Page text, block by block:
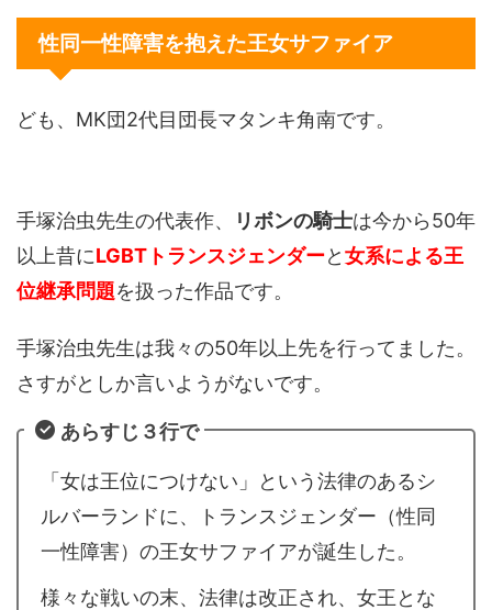
性同一性障害を抱えた王女サファイア
ども、MK団2代目団長マタンキ角南です。
手塚治虫先生の代表作、 リボンの騎士は今から50年
以上昔にLGBTトランスジェンダーと女系による王
位継承問題を扱った作品です。
手塚治虫先生は我々の50年以上先を行ってました。
さすがとしか言いようがないです。
あらすじ３行で
「女は王位につけない」という法律のあるシ
ルバーランドに、トランスジェンダー（性同
一性障害）の王女サファイアが誕生した。
様々な戦いの末、法律は改正され、女王とな